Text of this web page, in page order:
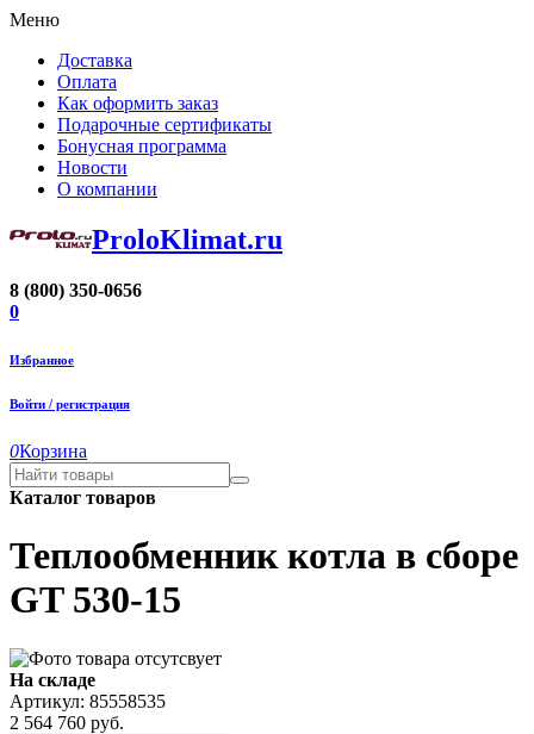
Меню
Доставка
Оплата
Как оформить заказ
Подарочные сертификаты
Бонусная программа
Новости
О компании
ProloKlimat.ru
8 (800) 350-0656
0
Избранное
Войти / регистрация
0Корзина
Каталог товаров
Теплообменник котла в сборе
GT 530-15
На складе
Артикул: 85558535
2 564 760 руб.